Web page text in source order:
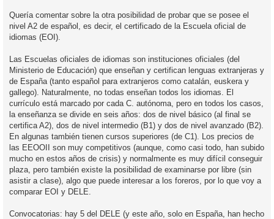
Quería comentar sobre la otra posibilidad de probar que se posee el
nivel A2 de español, es decir, el certificado de la Escuela oficial de
idiomas (EOI).
Las Escuelas oficiales de idiomas son instituciones oficiales (del
Ministerio de Educación) que enseñan y certifican lenguas extranjeras y
de España (tanto español para extranjeros como catalán, euskera y
gallego). Naturalmente, no todas enseñan todos los idiomas. El
currículo está marcado por cada C. autónoma, pero en todos los casos,
la enseñanza se divide en seis años: dos de nivel básico (al final se
certifica A2), dos de nivel intermedio (B1) y dos de nivel avanzado (B2).
En algunas también tienen cursos superiores (de C1). Los precios de
las EEOOII son muy competitivos (aunque, como casi todo, han subido
mucho en estos años de crisis) y normalmente es muy difícil conseguir
plaza, pero también existe la posibilidad de examinarse por libre (sin
asistir a clase), algo que puede interesar a los foreros, por lo que voy a
comparar EOI y DELE.
Convocatorias: hay 5 del DELE (y este año, solo en España, han hecho